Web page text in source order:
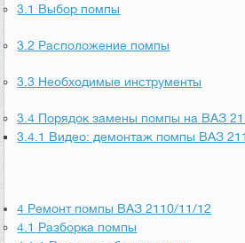
3.1 Выбор помпы
3.2 Расположение помпы
3.3 Необходимые инструменты
3.4 Порядок замены помпы на ВАЗ
3.4.1 Видео: демонтаж помпы ВАЗ
4 Ремонт помпы ВАЗ 2110/11/12
4.1 Разборка помпы